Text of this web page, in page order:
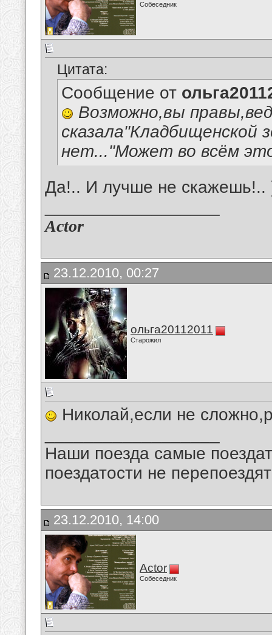
Собеседник
Цитата:
Сообщение от
Возможно,вы
сказала"Кладбищенской
нет..."Может во всём
Да!.. И лучше не скажешь!..
Actor
23.12.2010, 00:27
ольга20112011
Старожил
Николай,если не
Наши поезда самые
поездатости не
23.12.2010, 14:00
Actor
Собеседник